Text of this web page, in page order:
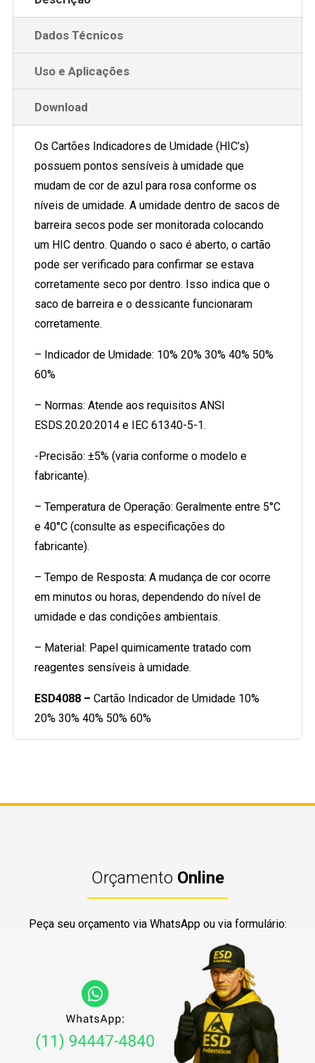
Dados Técnicos
Uso e Aplicações
Download
Os Cartões Indicadores de Umidade (HIC’s)
possuem pontos sensíveis à umidade que
mudam de cor de azul para rosa conforme os
níveis de umidade. A umidade dentro de sacos de
barreira secos pode ser monitorada colocando
um HIC dentro. Quando o saco é aberto, o cartão
pode ser verificado para confirmar se estava
corretamente seco por dentro. Isso indica que o
saco de barreira e o dessicante funcionaram
corretamente.
– Indicador de Umidade: 10% 20% 30% 40% 50%
60%
– Normas: Atende aos requisitos ANSI
ESDS.20.20:2014 e IEC 61340-5-1.
-Precisão: ±5% (varia conforme o modelo e
fabricante).
– Temperatura de Operação: Geralmente entre 5°C
e 40°C (consulte as especificações do
fabricante).
– Tempo de Resposta: A mudança de cor ocorre
em minutos ou horas, dependendo do nível de
umidade e das condições ambientais.
– Material: Papel quimicamente tratado com
reagentes sensíveis à umidade.
ESD4088 – Cartão Indicador de Umidade 10%
20% 30% 40% 50% 60%
Orçamento Online
Peça seu orçamento via WhatsApp ou via formulário: